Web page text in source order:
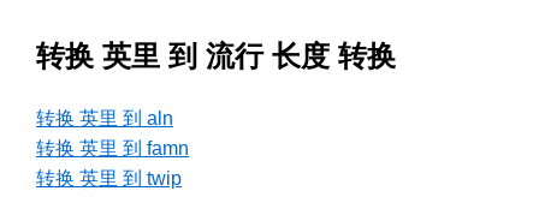
转换 英里 到 流行 长度 转换
转换 英里 到 aln
转换 英里 到 famn
转换 英里 到 twip